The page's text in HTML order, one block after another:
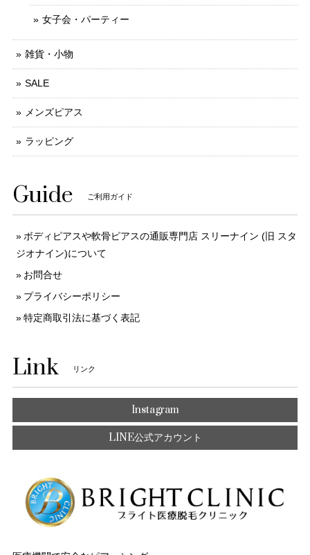
女子会・パーティー
雑貨・小物
SALE
メンズピアス
ラッピング
Guide ご利用ガイド
ボディピアスや軟骨ピアスの通販専門店 スリーナイン (旧 スタ
ジオナイン)について
お問合せ
プライバシーポリシー
特定商取引法に基づく表記
Link リンク
Instagram
LINE公式アカウント